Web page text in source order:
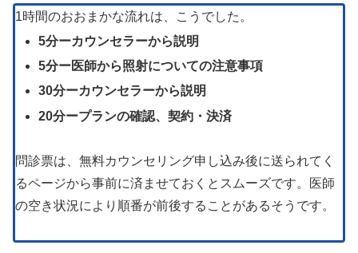
1時間のおおまかな流れは、こうでした。
5分ーカウンセラーから説明
5分ー医師から照射についての注意事項
30分ーカウンセラーから説明
20分ープランの確認、契約・決済
問診票は、無料カウンセリング申し込み後に送られてく
るページから事前に済ませておくとスムーズです。医師
の空き状況により順番が前後することがあるそうです。